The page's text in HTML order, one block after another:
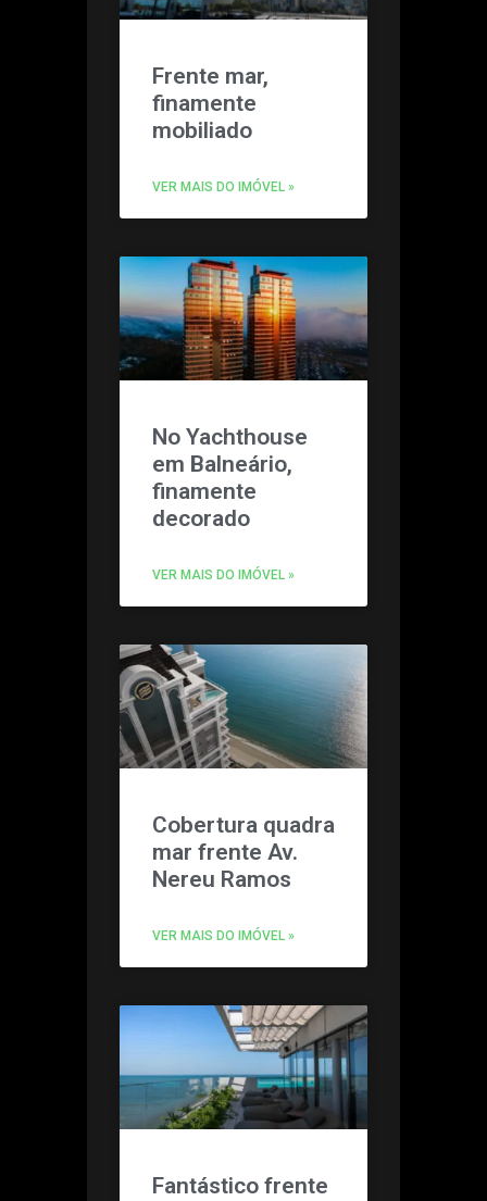
Frente mar,
finamente
mobiliado
VER MAIS DO IMÓVEL »
No Yachthouse
em Balneário,
finamente
decorado
VER MAIS DO IMÓVEL »
Cobertura quadra
mar frente Av.
Nereu Ramos
VER MAIS DO IMÓVEL »
Fantástico frente